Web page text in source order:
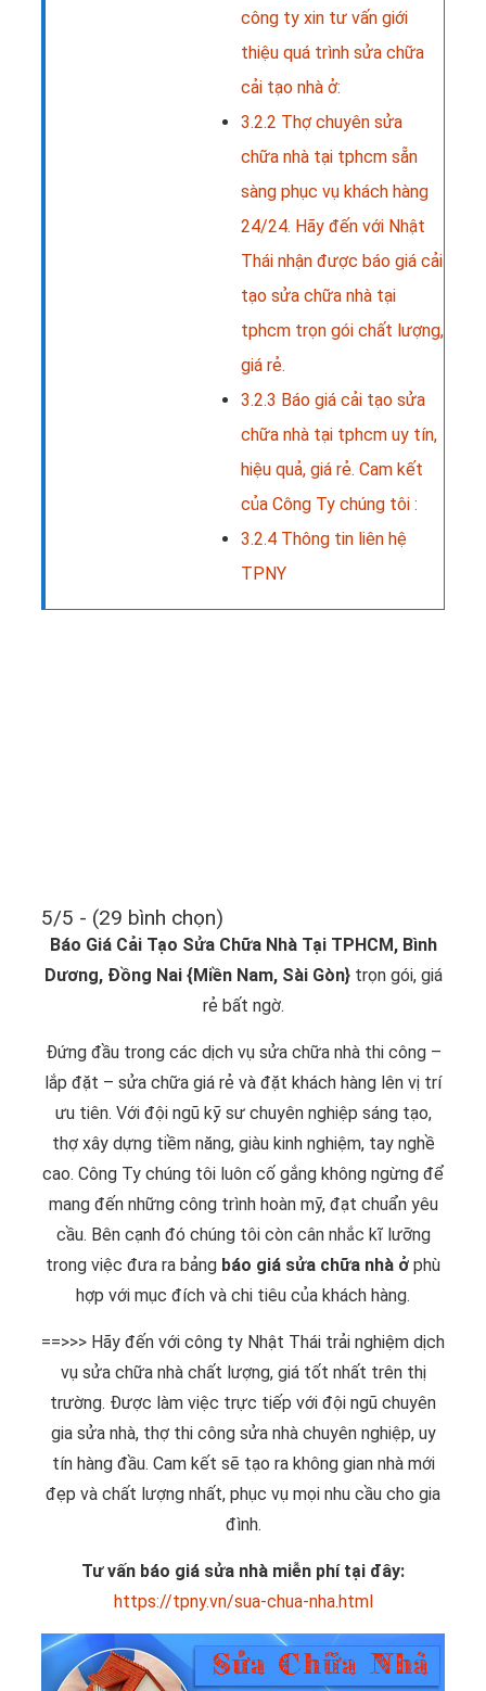
công ty xin tư vấn giới
thiệu quá trình sửa chữa
cải tạo nhà ở:
3.2.2 Thợ chuyên sửa
chữa nhà tại tphcm sẵn
sàng phục vụ khách hàng
24/24. Hãy đến với Nhật
Thái nhận được báo giá cải
tạo sửa chữa nhà tại
tphcm trọn gói chất lượng,
giá rẻ.
3.2.3 Báo giá cải tạo sửa
chữa nhà tại tphcm uy tín,
hiệu quả, giá rẻ. Cam kết
của Công Ty chúng tôi :
3.2.4 Thông tin liên hệ
TPNY
5/5 - (29 bình chọn)
Báo Giá Cải Tạo Sửa Chữa Nhà Tại TPHCM, Bình
Dương, Đồng Nai {Miền Nam, Sài Gòn}trọn gói, giá
rẻ bất ngờ.
Đứng đầu trong các dịch vụ sửa chữa nhà thi công –
lắp đặt – sửa chữa giá rẻ và đặt khách hàng lên vị trí
ưu tiên. Với đội ngũ kỹ sư chuyên nghiệp sáng tạo,
thợ xây dựng tiềm năng, giàu kinh nghiệm, tay nghề
cao. Công Ty chúng tôi luôn cố gắng không ngừng để
mang đến những công trình hoàn mỹ, đạt chuẩn yêu
cầu. Bên cạnh đó chúng tôi còn cân nhắc kĩ lưỡng
trong việc đưa ra bảng báo giá sửa chữa nhà ở phù
hợp với mục đích và chi tiêu của khách hàng.
==>>> Hãy đến với công ty Nhật Thái trải nghiệm dịch
vụ sửa chữa nhà chất lượng, giá tốt nhất trên thị
trường. Được làm việc trực tiếp với đội ngũ chuyên
gia sửa nhà, thợ thi công sửa nhà chuyên nghiệp, uy
tín hàng đầu. Cam kết sẽ tạo ra không gian nhà mới
đẹp và chất lượng nhất, phục vụ mọi nhu cầu cho gia
đình.
Tư vấn báo giá sửa nhà miễn phí tại đây:
https://tpny.vn/sua-chua-nha.html